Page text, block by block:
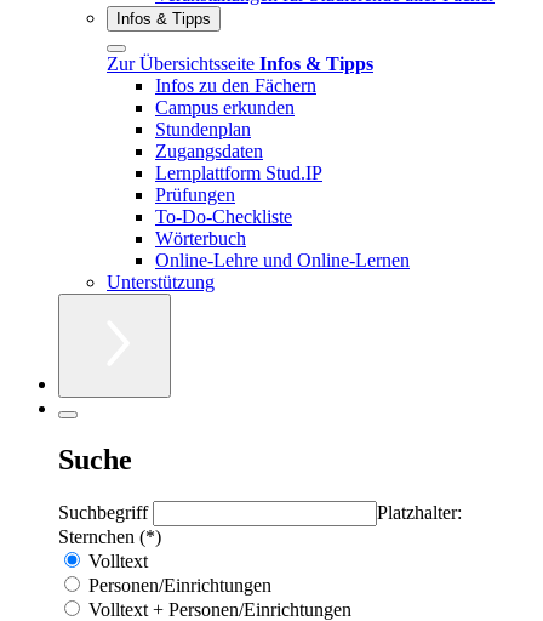
Infos & Tipps
Zur Übersichtsseite Infos & Tipps
Infos zu den Fächern
Campus erkunden
Stundenplan
Zugangsdaten
Lernplattform Stud.IP
Prüfungen
To-Do-Checkliste
Wörterbuch
Online-Lehre und Online-Lernen
Unterstützung
Suche
Suchbegriff
Platzhalter:
Sternchen (*)
Volltext
Personen/Einrichtungen
Volltext + Personen/Einrichtungen